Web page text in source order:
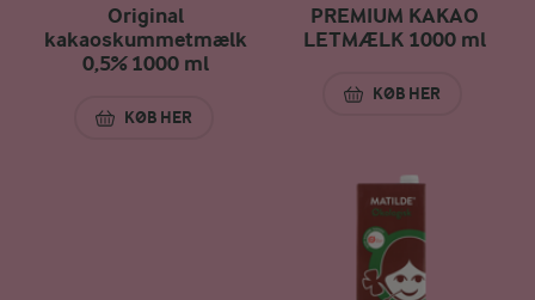
Original
kakaoskummetmælk
0,5% 1000 ml
KØB HER
ORIGINAL KAKAOSKUMMETMÆLK 0,5% 1000 ML
PREMIUM KAKAO
LETMÆLK 1000 ml
KØB HER
PREMIUM KAKAO